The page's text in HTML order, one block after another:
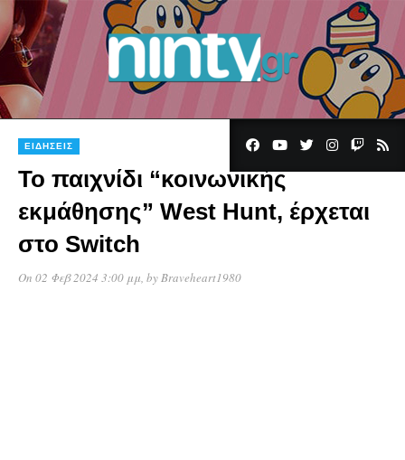
ΕΙΔΉΣΕΙΣ
Το παιχνίδι “κοινωνικής
εκμάθησης” West Hunt, έρχεται
στο Switch
On 02 Φεβ 2024 3:00 μμ, byBraveheart1980